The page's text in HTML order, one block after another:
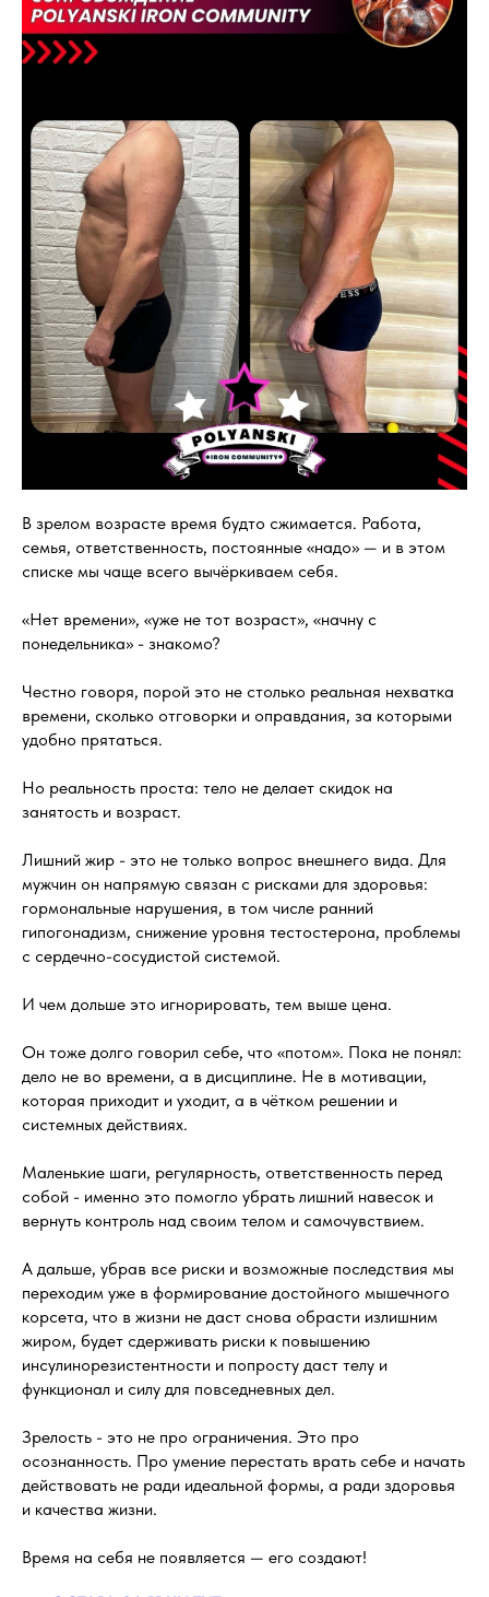
В зрелом возрасте время будто сжимается. Работа,
семья, ответственность, постоянные «надо» — и в этом
списке мы чаще всего вычёркиваем себя.
«Нет времени», «уже не тот возраст», «начну с
понедельника» - знакомо?
Честно говоря, порой это не столько реальная нехватка
времени, сколько отговорки и оправдания, за которыми
удобно прятаться.
Но реальность проста: тело не делает скидок на
занятость и возраст.
Лишний жир - это не только вопрос внешнего вида. Для
мужчин он напрямую связан с рисками для здоровья:
гормональные нарушения, в том числе ранний
гипогонадизм, снижение уровня тестостерона, проблемы
с сердечно-сосудистой системой.
И чем дольше это игнорировать, тем выше цена.
Он тоже долго говорил себе, что «потом». Пока не понял:
дело не во времени, а в дисциплине. Не в мотивации,
которая приходит и уходит, а в чётком решении и
системных действиях.
Маленькие шаги, регулярность, ответственность перед
собой - именно это помогло убрать лишний навесок и
вернуть контроль над своим телом и самочувствием.
А дальше, убрав все риски и возможные последствия мы
переходим уже в формирование достойного мышечного
корсета, что в жизни не даст снова обрасти излишним
жиром, будет сдерживать риски к повышению
инсулинорезистентности и попросту даст телу и
функционал и силу для повседневных дел.
Зрелость - это не про ограничения. Это про
осознанность. Про умение перестать врать себе и начать
действовать не ради идеальной формы, а ради здоровья
и качества жизни.
Время на себя не появляется — его создают!